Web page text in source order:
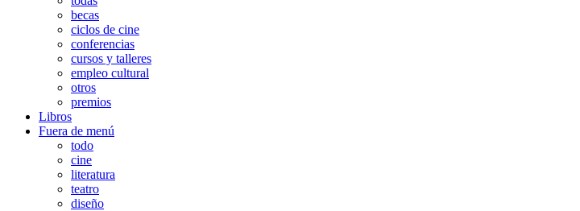
becas
ciclos de cine
conferencias
cursos y talleres
empleo cultural
otros
premios
Libros
Fuera de menú
todo
cine
literatura
teatro
diseño